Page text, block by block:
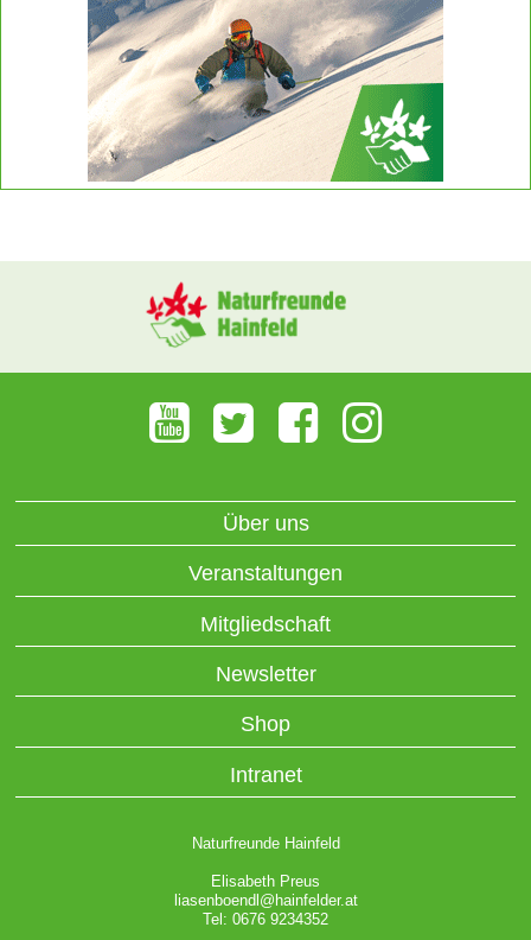
Über uns
Veranstaltungen
Mitgliedschaft
Newsletter
Shop
Intranet
Naturfreunde Hainfeld
Elisabeth Preus
liasenboendl@hainfelder.at
Tel: 0676 9234352